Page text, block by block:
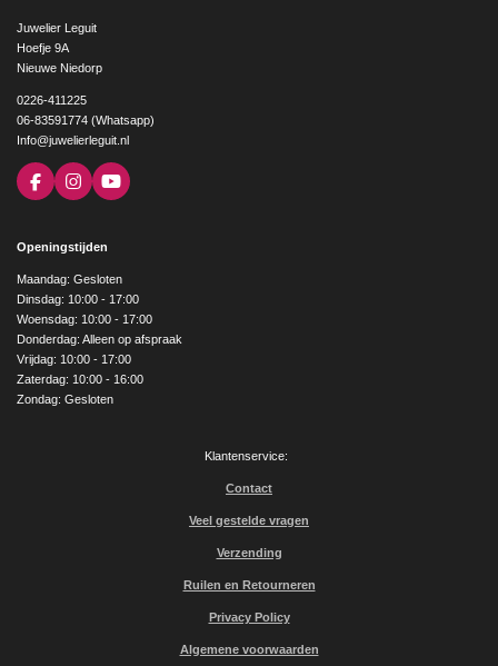
Juwelier Leguit
Hoefje 9A
Nieuwe Niedorp
0226-411225
06-83591774 (Whatsapp)
Info@juwelierleguit.nl
F
a
b
o
k
I
n
a
g
r
a
m
Y
o
e
Openingstijden
Maandag: Gesloten
Dinsdag: 10:00 - 17:00
Woensdag: 10:00 - 17:00
Donderdag: Alleen op afspraak
Vrijdag: 10:00 - 17:00
Zaterdag: 10:00 - 16:00
Zondag: Gesloten
Klantenservice:
Contact
Veel gestelde vragen
Verzending
Ruilen en Retourneren
Privacy Policy
Algemene voorwaarden